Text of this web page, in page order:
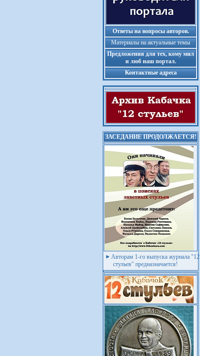
Ответы на вопросы авторов.
Материалы на актуальные темы
Предложения для тех, кому мил
и люб наш портал.
Контактные адреса
ЗАСЕДАНИЕ ПРОДОЛЖАЕТСЯ!
Авторам 1-го выпуска журнала "12
стульев" предназначается!